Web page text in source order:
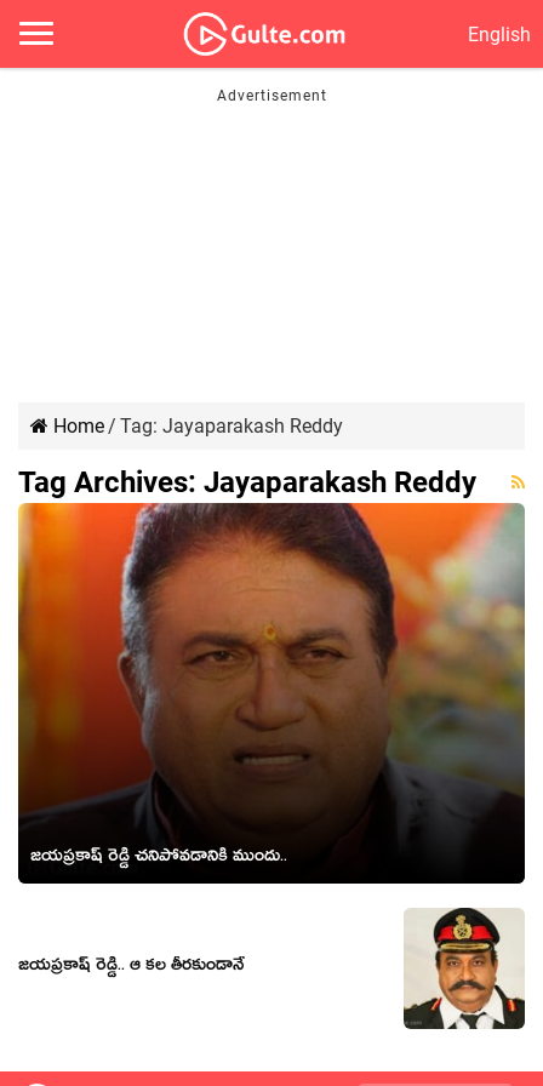
English
Home/ Tag: Jayaparakash Reddy
Tag Archives: Jayaparakash Reddy
జ‌య‌ప్ర‌కాష్ రెడ్డి చ‌నిపోవ‌డానికి ముందు..
జ‌య‌ప్ర‌కాష్ రెడ్డి.. ఆ క‌ల తీర‌కుండానే